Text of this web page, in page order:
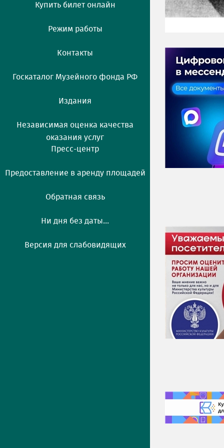
Купить билет онлайн
Режим работы
Контакты
Госкаталог Музейного фонда РФ
Издания
Независимая оценка качества
оказания услуг
Пресс-центр
Предоставление в аренду площадей
Обратная связь
Ни дня без даты...
Версия для слабовидящих